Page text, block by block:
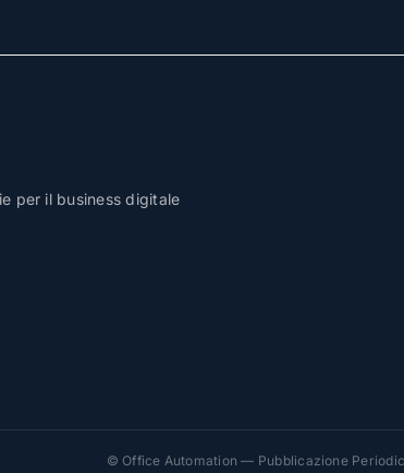
per il business digitale
© Office Automation — Pubblicazione